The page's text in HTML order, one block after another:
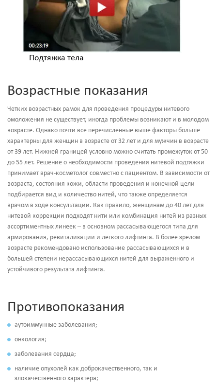
Подтяжка тела
Возрастные показания
Четких возрастных рамок для проведения процедуры нитевого
омоложения не существует, иногда проблемы возникают и в молодом
возрасте. Однако почти все перечисленные выше факторы больше
характерны для женщин в возрасте от 32 лет и для мужчин в возрасте
от 39 лет. Нижней границей условно можно считать промежуток от 50
до 55 лет. Решение о необходимости проведения нитевой подтяжки
принимает врач-косметолог совместно с пациентом. В зависимости от
возраста, состояния кожи, области проведения и конечной цели
подбирается вид и количество нитей, что также определяется
врачом в ходе консультации. Как правило, женщинам до 40 лет для
нитевой коррекции подходят нити или комбинация нитей из разных
ассортиментных линеек – в основном рассасывающегося типа для
армирования, ревитализации и легкого лифтинга. В более зрелом
возрасте рекомендовано использование рассасывающихся и в
большей степени нерассасывающихся нитей для выраженного и
устойчивого результата лифтинга.
Противопоказания
аутоиммунные заболевания;
онкология;
заболевания сердца;
наличие опухолей как доброкачественного, так и
злокачественного характера;